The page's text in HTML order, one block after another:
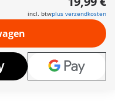
2 tot 4 werkdagen
incl. btwplus verzendkosten